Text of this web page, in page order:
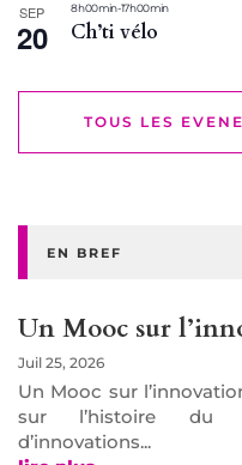
SEP
20
8 h 00 min-17 h 00 min
Ch’ti vélo
TOUS LES
EN BREF
Un Mooc sur
Juil 25, 2026
Un Mooc sur
sur l’histoire du
d’innovations...